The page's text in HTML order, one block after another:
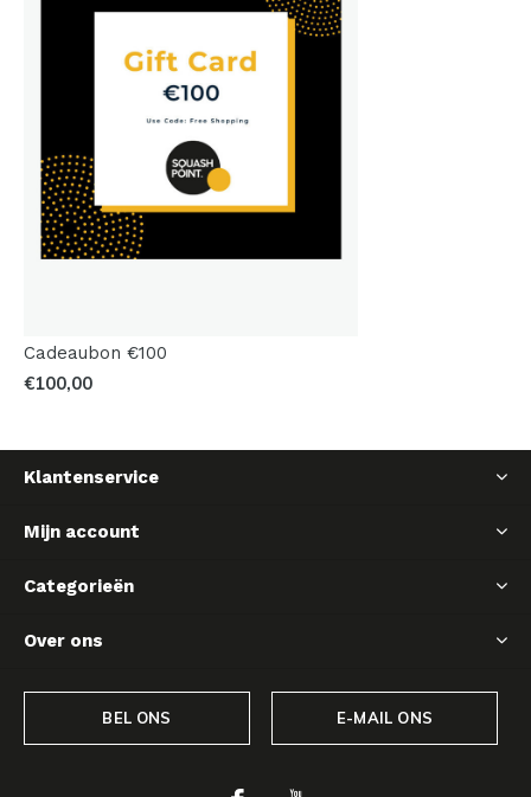
Cadeaubon €100
€100,00
Klantenservice
Mijn account
Categorieën
Over ons
BEL ONS E-MAIL ONS